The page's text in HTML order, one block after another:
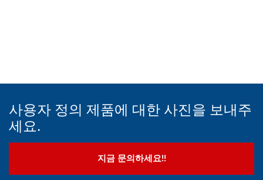
사용자 정의 제품에 대한 사진을 보내주
세요.
지금 문의하세요!!